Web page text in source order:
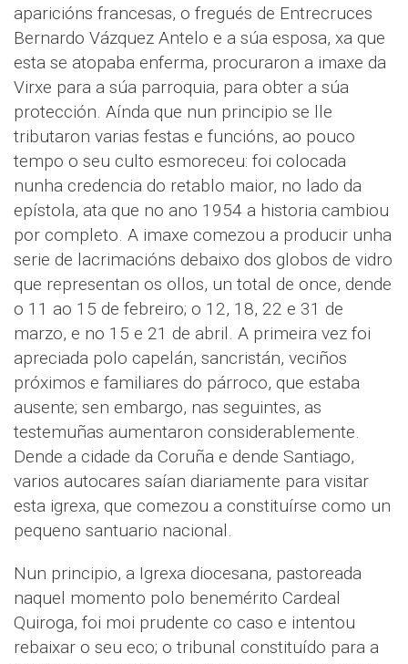
aparicións francesas, o fregués de Entrecruces
Bernardo Vázquez Antelo e a súa esposa, xa que
esta se atopaba enferma, procuraron a imaxe da
Virxe para a súa parroquia, para obter a súa
protección. Aínda que nun principio se lle
tributaron varias festas e funcións, ao pouco
tempo o seu culto esmoreceu: foi colocada
nunha credencia do retablo maior, no lado da
epístola, ata que no ano 1954 a historia cambiou
por completo. A imaxe comezou a producir unha
serie de lacrimacións debaixo dos globos de vidro
que representan os ollos, un total de once, dende
o 11 ao 15 de febreiro; o 12, 18, 22 e 31 de
marzo, e no 15 e 21 de abril. A primeira vez foi
apreciada polo capelán, sancristán, veciños
próximos e familiares do párroco, que estaba
ausente; sen embargo, nas seguintes, as
testemuñas aumentaron considerablemente.
Dende a cidade da Coruña e dende Santiago,
varios autocares saían diariamente para visitar
esta igrexa, que comezou a constituírse como un
pequeno santuario nacional.
Nun principio, a Igrexa diocesana, pastoreada
naquel momento polo benemérito Cardeal
Quiroga, foi moi prudente co caso e intentou
rebaixar o seu eco; o tribunal constituído para a